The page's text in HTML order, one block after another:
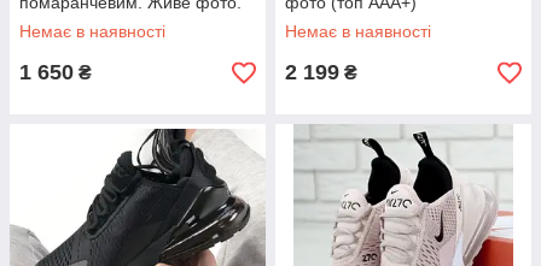
Топ топ
Немає в наявності
1 650 ₴
Немає в наявності
2 199 ₴